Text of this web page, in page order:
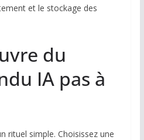
et le stockage des
du
IA pas à
rituel simple. Choisissez une